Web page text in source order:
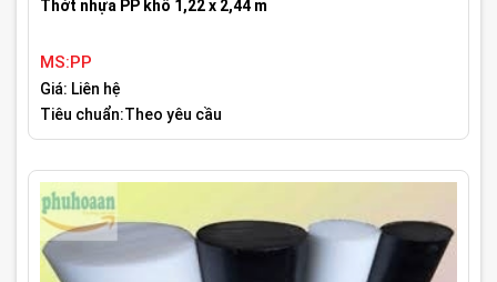
Thớt nhựa PP khổ 1,22 x 2,44 m
MS:PP
Giá: Liên hệ
Tiêu chuẩn:Theo yêu cầu